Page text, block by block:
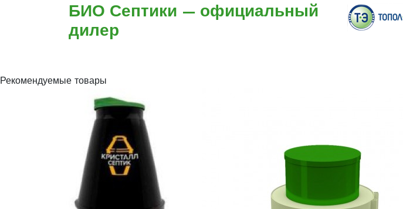
БИО Септики — официальный
дилер
Рекомендуемые товары